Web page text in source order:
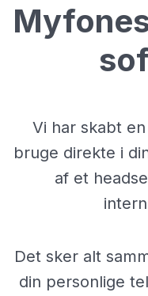
Vi har skabt
bruge direkte i
af et
Det sker alt
din personlige